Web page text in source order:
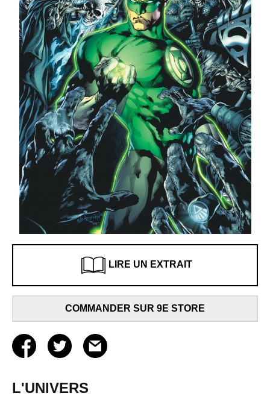
LIRE UN EXTRAIT
COMMANDER SUR 9E STORE
L'UNIVERS